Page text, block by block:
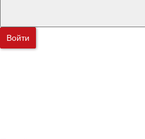
Войти